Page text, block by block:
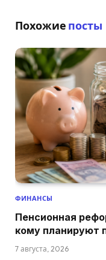
Похожие посты
ФИНАНСЫ
Пенсионная
кому планируют
7 августа, 2026